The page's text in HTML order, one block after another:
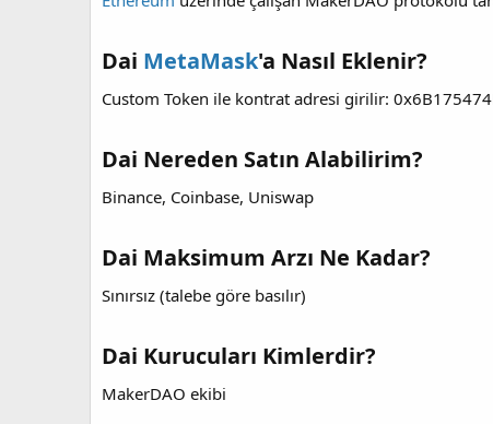
i
Dai MetaMask'a Nasıl Eklenir?
Custom Token ile kontrat adresi girilir:
Dai Nereden Satın Alabilirim?
Binance, Coinbase, Uniswap
Dai Maksimum Arzı Ne Kadar?
Sınırsız (talebe göre basılır)
Dai Kurucuları Kimlerdir?
MakerDAO ekibi